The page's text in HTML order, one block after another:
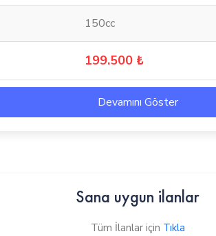
150cc
199.500 ₺
Devamını Göster
Sana uygun ilanlar
Tüm İlanlar için Tıkla